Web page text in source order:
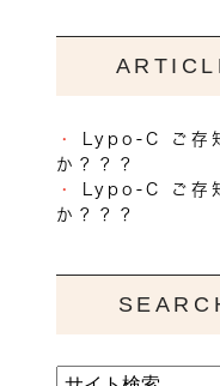
Lypo-C ご存
か？？？
Lypo-C ご存
か？？？